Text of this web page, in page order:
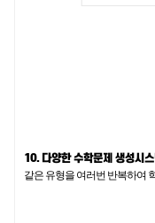
10. 다양한 수학문제 생성시
같은 유형을 여러번 반복하여